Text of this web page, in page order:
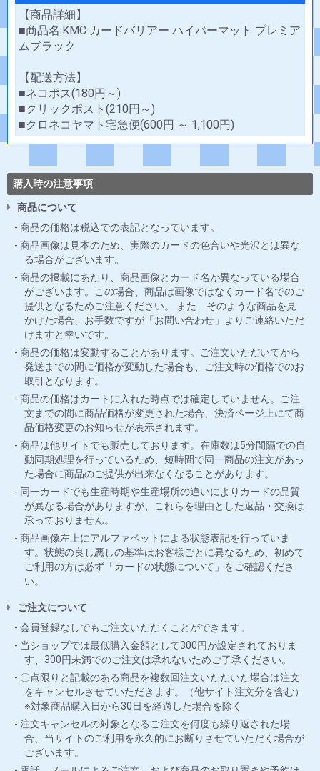
【商品詳細】
■商品名:KMC カードバリアー ハイパーマット プレミア
ムブラック
【配送方法】
■ネコポス(180円～)
■クリックポスト(210円～)
■クロネコヤマト宅急便(600円 ～ 1,100円)
購入時の注意事項
商品について
商品の価格は税込での表記となっています。
商品画像は見本のため、実際のカードの色合いや光沢とは異な
る場合がございます。
商品の掲載にあたり、商品画像とカード名が異なっている場合
がございます。この場合、商品は画像ではなくカード名でのご
提供となるためご注意ください。 また、そのような商品を見
かけた場合、お手数ですが「お問い合わせ」よりご連絡いただ
けますと幸いです。
商品の価格は変動することがあります。ご注文いただいてから
発送までの間に価格が変動した場合も、ご注文時の価格でのお
取引となります。
商品の価格はカートに入れた時点では確定していません。ご注
文までの間に商品価格が変更された場合、決済ページ上にて商
品価格変更のお知らせが表示されます。
商品は他サイトでも販売しております。在庫数は5分間隔での自
動同期処理を行っているため、短時間で同一商品の注文があっ
た場合に商品のご提供が出来なくなることがあります。
同一カードでも生産時期や生産場所の違いによりカードの品質
が異なる場合がありますが、これらを理由とした返品・交換は
承っておりません。
商品画像左上にアルファベットによる状態表記を行っていま
す。状態の良し悪しの基準はお客様ごとに異なるため、初めて
ご利用の方は必ず「カードの状態について」をご確認くださ
い。
ご注文について
会員登録なしでもご注文いただくことができます。
当ショップでは最低購入金額として300円が設定されておりま
す、300円未満でのご注文は承れないためご了承ください。
〇点限りと記載のある商品を複数回注文いただいた場合は注文
をキャンセルさせていただきます。（他サイト注文分を含む）
※対象商品購入日から30日を経過した場合を除く
注文キャンセルの対象となるご注文を何度も繰り返された場
合、当サイトのご利用を永久的にお断りさせていただく場合が
ございます。